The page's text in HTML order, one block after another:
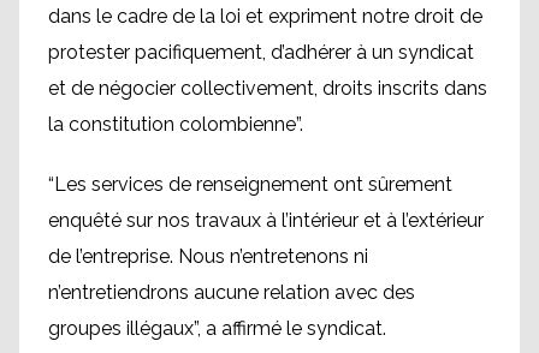
dans le cadre de la loi et expriment notre droit de
protester pacifiquement, d’adhérer à un syndicat
et de négocier collectivement, droits inscrits dans
la constitution colombienne”.
“Les services de renseignement ont sûrement
enquêté sur nos travaux à l’intérieur et à l’extérieur
de l’entreprise. Nous n’entretenons ni
n’entretiendrons aucune relation avec des
groupes illégaux”, a affirmé le syndicat.